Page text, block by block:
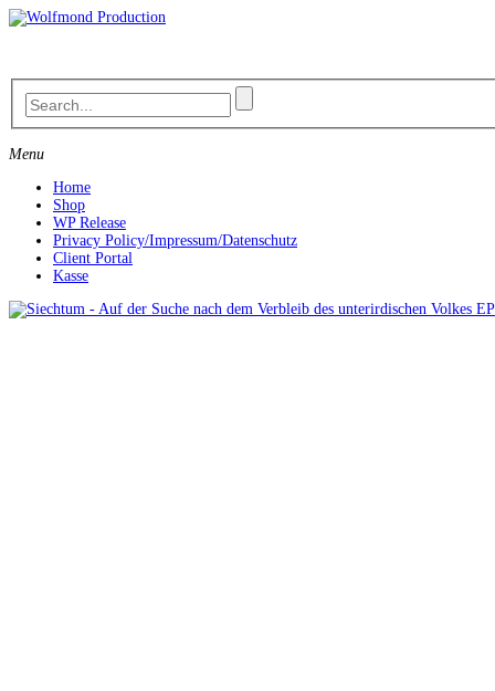
Skip
Menu
Home
Shop
WP Release
Privacy Policy/Impressum/Datenschutz
Client Portal
Kasse